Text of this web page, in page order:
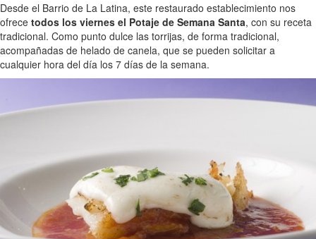
Desde el Barrio de La Latina, este restaurado establecimiento nos
ofrece todos los viernes el Potaje de Semana Santa, con su receta
tradicional. Como punto dulce las torrijas, de forma tradicional,
acompañadas de helado de canela, que se pueden solicitar a
cualquier hora del día los 7 días de la semana.